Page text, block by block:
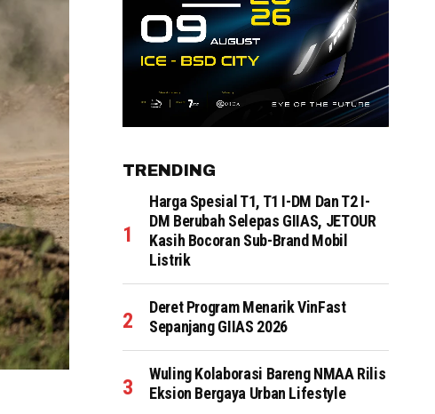
TRENDING
Harga Spesial T1, T1 I-DM Dan T2 I-
DM Berubah Selepas GIIAS, JETOUR
Kasih Bocoran Sub-Brand Mobil
Listrik
Deret Program Menarik VinFast
Sepanjang GIIAS 2026
Wuling Kolaborasi Bareng NMAA Rilis
Eksion Bergaya Urban Lifestyle